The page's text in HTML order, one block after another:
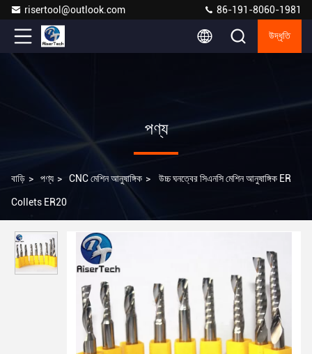
risertool@outlook.com 86-191-8060-1981
উদ্ধৃতি
পণ্য
বাড়ি > পণ্য > CNC মেশিন আনুষাঙ্গিক > উচ্চ ঘনত্বের সিএনসি মেশিন আনুষাঙ্গিক ER
Collets ER20